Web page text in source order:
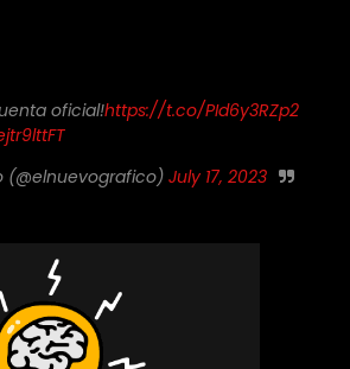
oficial!https://t.co/PId6y3RZp2
(@elnuevografico) July 17, 2023